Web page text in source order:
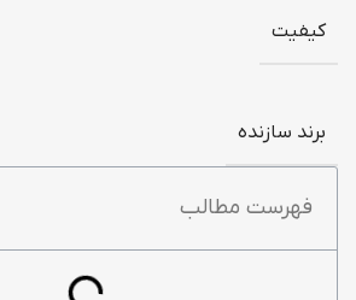
کیفیت
برند سازنده
فهرست مطالب